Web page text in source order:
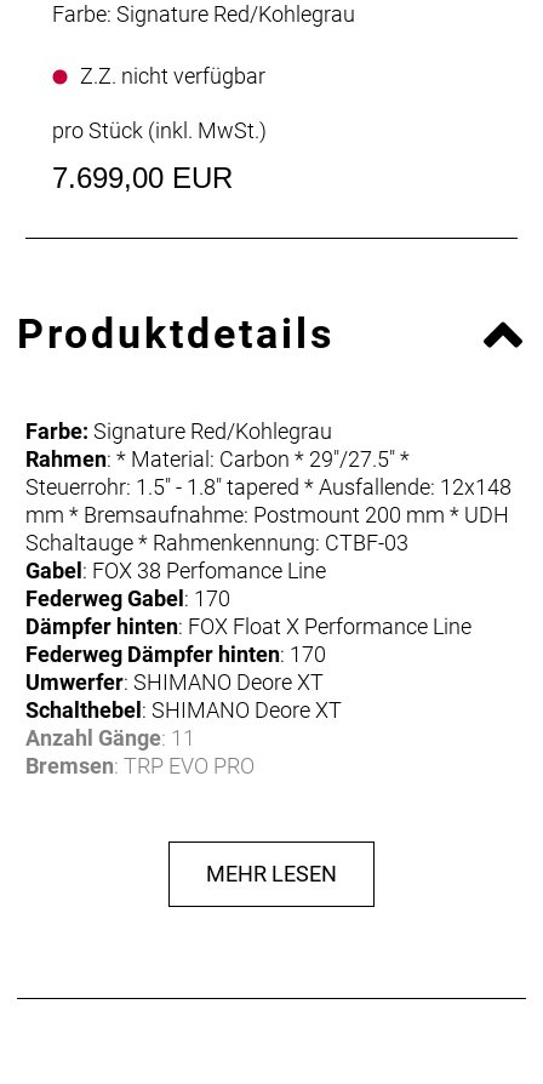
Farbe: Signature Red/Kohlegrau
Z.Z. nicht verfügbar
pro Stück (inkl. MwSt.)
7.699,00 EUR
Produktdetails
Farbe: Signature Red/Kohlegrau
Rahmen: * Material: Carbon * 29"/27.5" *
Steuerrohr: 1.5" - 1.8" tapered * Ausfallende: 12x148
mm * Bremsaufnahme: Postmount 200 mm * UDH
Schaltauge * Rahmenkennung: CTBF-03
Gabel : FOX 38 Perfomance Line
Federweg Gabel : 170
Dämpfer hinten: FOX Float X Performance Line
Federweg Dämpfer hinten: 170
Umwerfer: SHIMANO Deore XT
Schalthebel : SHIMANO Deore XT
Anzahl Gänge: 11
Bremsen: TRP EVO PRO
: TRP EVO PRO
: TRP RC03E
Bremsscheibe vorne: TRP RC03E
MEHR LESEN